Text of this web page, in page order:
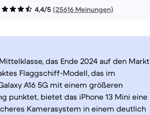
4,4/5 (25616 Meinungen)
das Ende 2024 auf den Markt
Flaggschiff-Modell, das im
A16 5G mit einem größeren
punktet, bietet das iPhone 13 Mini eine
Kamerasystem in einem deutlich